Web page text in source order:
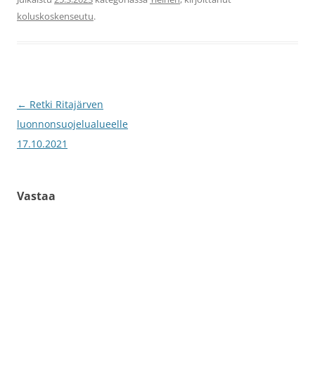
koluskoskenseutu.
Artikkelien
selaus
← Retki Ritajärven
luonnonsuojelualueelle
17.10.2021
Vastaa